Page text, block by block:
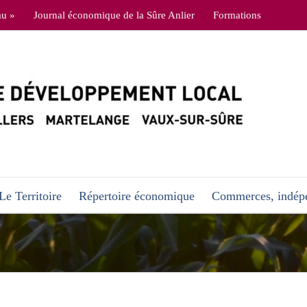
» Journal économique de la Sûre Anlier Formations
Territoire Répertoire économique Commerces,